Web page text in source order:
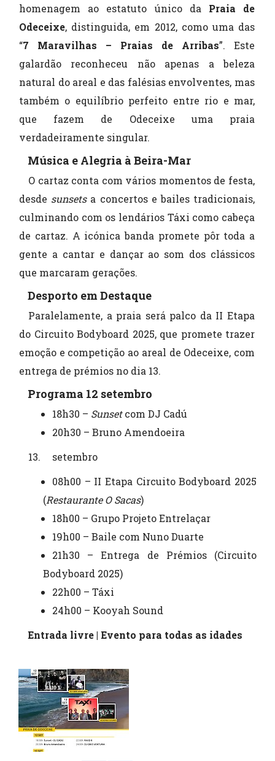
homenagem ao estatuto único da Praia de
Odeceixe, distinguida, em 2012, como uma das
“7 Maravilhas – Praias de Arribas”. Este
galardão reconheceu não apenas a beleza
natural do areal e das falésias envolventes, mas
também o equilíbrio perfeito entre rio e mar,
que fazem de Odeceixe uma praia
verdadeiramente singular.
Música e Alegria à Beira-Mar
O cartaz conta com vários momentos de festa,
desde sunsetsa concertos e bailes tradicionais,
culminando com os lendários Táxi como cabeça
de cartaz. A icónica banda promete pôr toda a
gente a cantar e dançar ao som dos clássicos
que marcaram gerações.
Desporto em Destaque
Paralelamente, a praia será palco da II Etapa
do Circuito Bodyboard 2025, que promete trazer
emoção e competição ao areal de Odeceixe, com
entrega de prémios no dia 13.
Programa 12 setembro
18h30 – Sunsetcom DJ Cadú
20h30 – Bruno Amendoeira
setembro
08h00 – II Etapa Circuito Bodyboard 2025
(Restaurante O Sacas)
18h00 – Grupo Projeto Entrelaçar
19h00 – Baile com Nuno Duarte
21h30 – Entrega de Prémios (Circuito
Bodyboard 2025)
22h00 – Táxi
24h00 – Kooyah Sound
Entrada livre | Evento para todas as idades